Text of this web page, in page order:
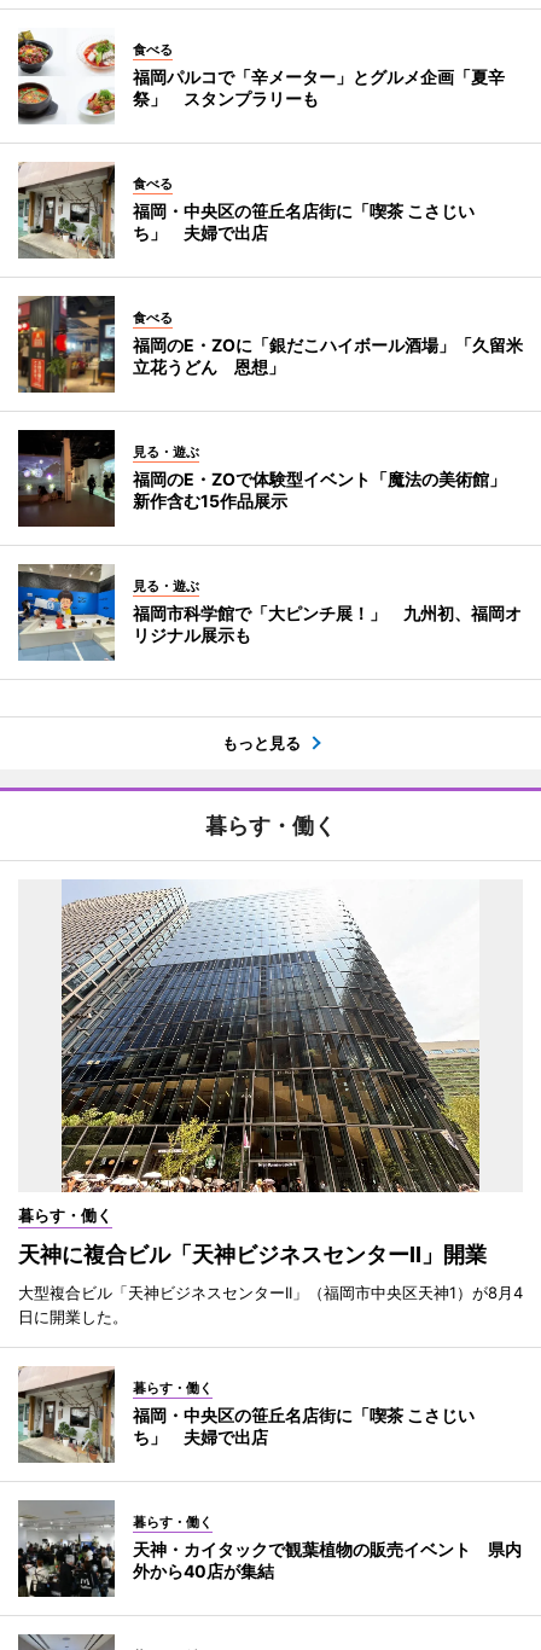
食べる
福岡パルコで「辛メーター」とグルメ企画「夏辛
祭」 スタンプラリーも
食べる
福岡・中央区の笹丘名店街に「喫茶 こさじい
ち」 夫婦で出店
食べる
福岡のE・ZOに「銀だこハイボール酒場」「久留米
立花うどん 恩想」
見る・遊ぶ
福岡のE・ZOで体験型イベント「魔法の美術館」
新作含む15作品展示
見る・遊ぶ
福岡市科学館で「大ピンチ展！」 九州初、福岡オ
リジナル展示も
もっと見る
暮らす・働く
暮らす・働く
天神に複合ビル「天神ビジネスセンターII」開業
大型複合ビル「天神ビジネスセンターII」（福岡市中央区天神1）が8月4
日に開業した。
暮らす・働く
福岡・中央区の笹丘名店街に「喫茶 こさじい
ち」 夫婦で出店
暮らす・働く
天神・カイタックで観葉植物の販売イベント 県内
外から40店が集結